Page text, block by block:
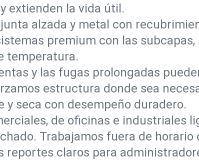
extienden la vida útil.
alzada y metal con
premium con las
temperatura.
y las fugas prolongadas
estructura donde sea
seca con desempeño duradero.
de oficinas e industriales
Trabajamos fuera de horario
claros para